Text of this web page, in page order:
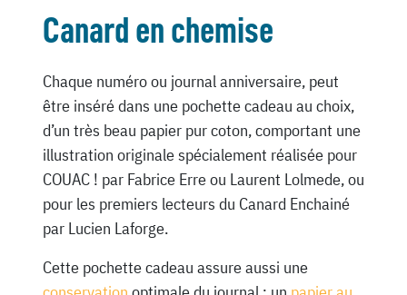
Canard en chemise
Chaque numéro ou journal anniversaire, peut
être inséré dans une pochette cadeau au choix,
d’un très beau papier pur coton, comportant une
illustration originale spécialement réalisée pour
COUAC ! par Fabrice Erre ou Laurent Lolmede, ou
pour les premiers lecteurs du Canard Enchainé
par Lucien Laforge.
Cette pochette cadeau assure aussi une